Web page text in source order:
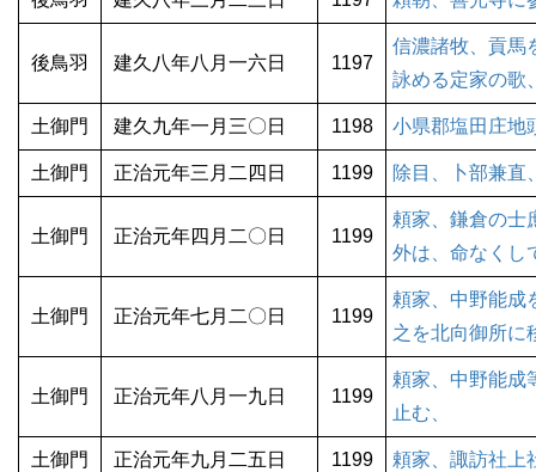
後鳥羽 建久八年八月一六日 1197
信濃諸牧、貢馬
詠める定家の歌
土御門 建久九年一月三〇日 1198 小県郡塩田庄地
土御門 正治元年三月二四日 1199 除目、卜部兼直
土御門 正治元年四月二〇日 1199
頼家、鎌倉の士
外は、命なくし
土御門 正治元年七月二〇日 1199
頼家、中野能成
之を北向御所に
土御門 正治元年八月一九日 1199
頼家、中野能成
止む、
土御門 正治元年九月二五日 1199 頼家、諏訪社上